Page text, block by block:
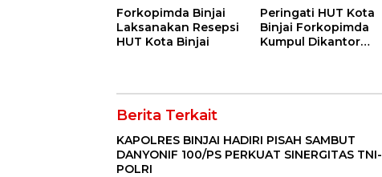
Forkopimda Binjai
Laksanakan Resepsi
HUT Kota Binjai
Peringati HUT Kota
Binjai Forkopimda
Kumpul Dikantor
Berita Terkait
KAPOLRES BINJAI HADIRI PISAH SAMBUT
DANYONIF 100/PS PERKUAT SINERGITAS TNI-
POLRI